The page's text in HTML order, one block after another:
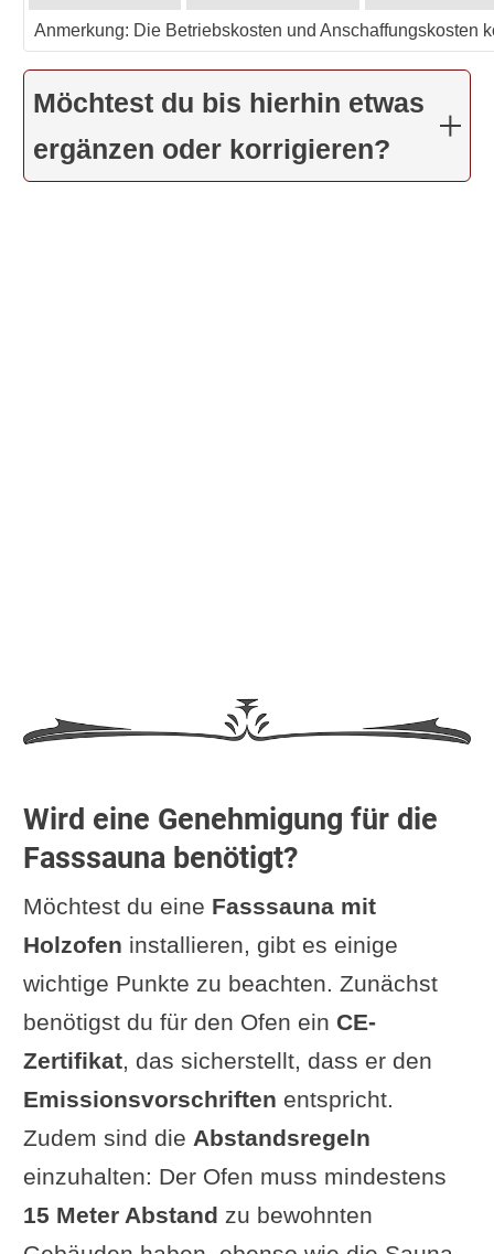
Anmerkung: Die Betriebskosten und Anschaffungskosten
Möchtest du bis hierhin etwas
ergänzen oder korrigieren?
Wird eine Genehmigung für die
Fasssauna benötigt?
Möchtest du eine Fasssauna mit
Holzofen installieren, gibt es einige
wichtige Punkte zu beachten. Zunächst
benötigst du für den Ofen ein CE-
Zertifikat, das sicherstellt, dass er den
Emissionsvorschriften entspricht.
Zudem sind die Abstandsregeln
einzuhalten: Der Ofen muss mindestens
15 Meter Abstand zu bewohnten